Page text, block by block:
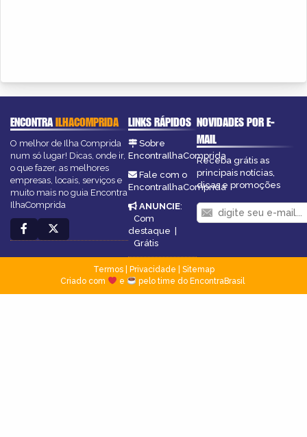
ENCONTRAILHACOMPRIDA
O melhor de Ilha Comprida
num só lugar! Dicas, onde ir,
o que fazer, as melhores
empresas, locais, serviços e
muito mais no guia Encontra
IlhaComprida
LINKS RÁPIDOS
Sobre
EncontraIlhaComprida
Fale com o
EncontraIlhaComprida
ANUNCIE:
Com
destaque |
Grátis
NOVIDADES POR E-
MAIL
Receba grátis as
principais notícias,
dicas e promoções
Termos| Privacidade
Sitemap
Criado com
e pelo time do EncontraBrasil